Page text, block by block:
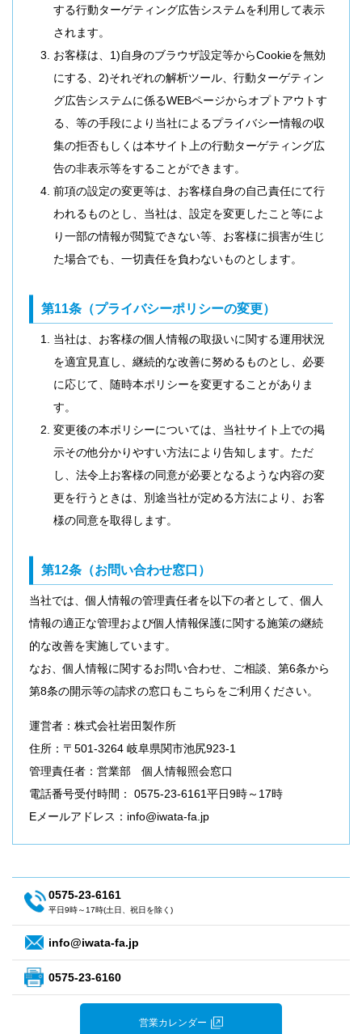
する行動ターゲティング広告システムを利用して表示
されます。
お客様は、1)自身のブラウザ設定等からCookieを無効
にする、2)それぞれの解析ツール、行動ターゲティン
グ広告システムに係るWEBページからオプトアウトす
る、等の手段により当社によるプライバシー情報の収
集の拒否もしくは本サイト上の行動ターゲティング広
告の非表示等をすることができます。
前項の設定の変更等は、お客様自身の自己責任にて行
われるものとし、当社は、設定を変更したこと等によ
り一部の情報が閲覧できない等、お客様に損害が生じ
た場合でも、一切責任を負わないものとします。
第11条（プライバシーポリシーの変更）
当社は、お客様の個人情報の取扱いに関する運用状況
を適宜見直し、継続的な改善に努めるものとし、必要
に応じて、随時本ポリシーを変更することがありま
す。
変更後の本ポリシーについては、当社サイト上での掲
示その他分かりやすい方法により告知します。ただ
し、法令上お客様の同意が必要となるような内容の変
更を行うときは、別途当社が定める方法により、お客
様の同意を取得します。
第12条（お問い合わせ窓口）
当社では、個人情報の管理責任者を以下の者として、個人
情報の適正な管理および個人情報保護に関する施策の継続
的な改善を実施しています。
なお、個人情報に関するお問い合わせ、ご相談、第6条から
第8条の開示等の請求の窓口もこちらをご利用ください。
運営者：株式会社岩田製作所
住所：〒501-3264 岐阜県関市池尻923-1
管理責任者：営業部 個人情報照会窓口
電話番号受付時間： 0575-23-6161平日9時～17時
Eメールアドレス：info@iwata-fa.jp
0575-23-6161
平日9時～17時(土日、祝日を除く)
info@iwata-fa.jp
0575-23-6160
営業カレンダー